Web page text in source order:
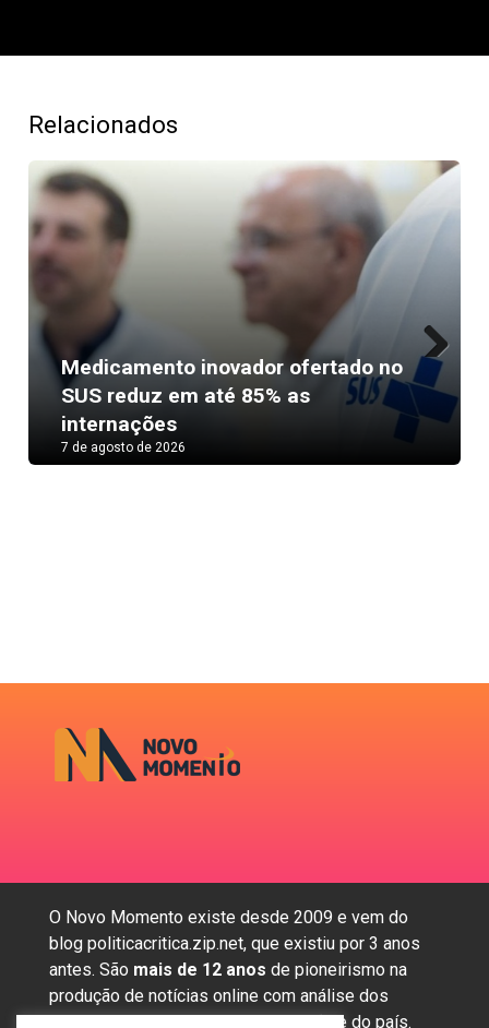
Relacionados
Medicamento inovador ofertado no
SUS reduz em até 85% as
internações
7 de agosto de 2026
Next
O Novo Momento existe desde 2009 e vem do
blog politicacritica.zip.net, que existiu por 3 anos
antes. São mais de 12 anos de pioneirismo na
produção de notícias online com análise dos
assuntos mais importantes da região e do país.